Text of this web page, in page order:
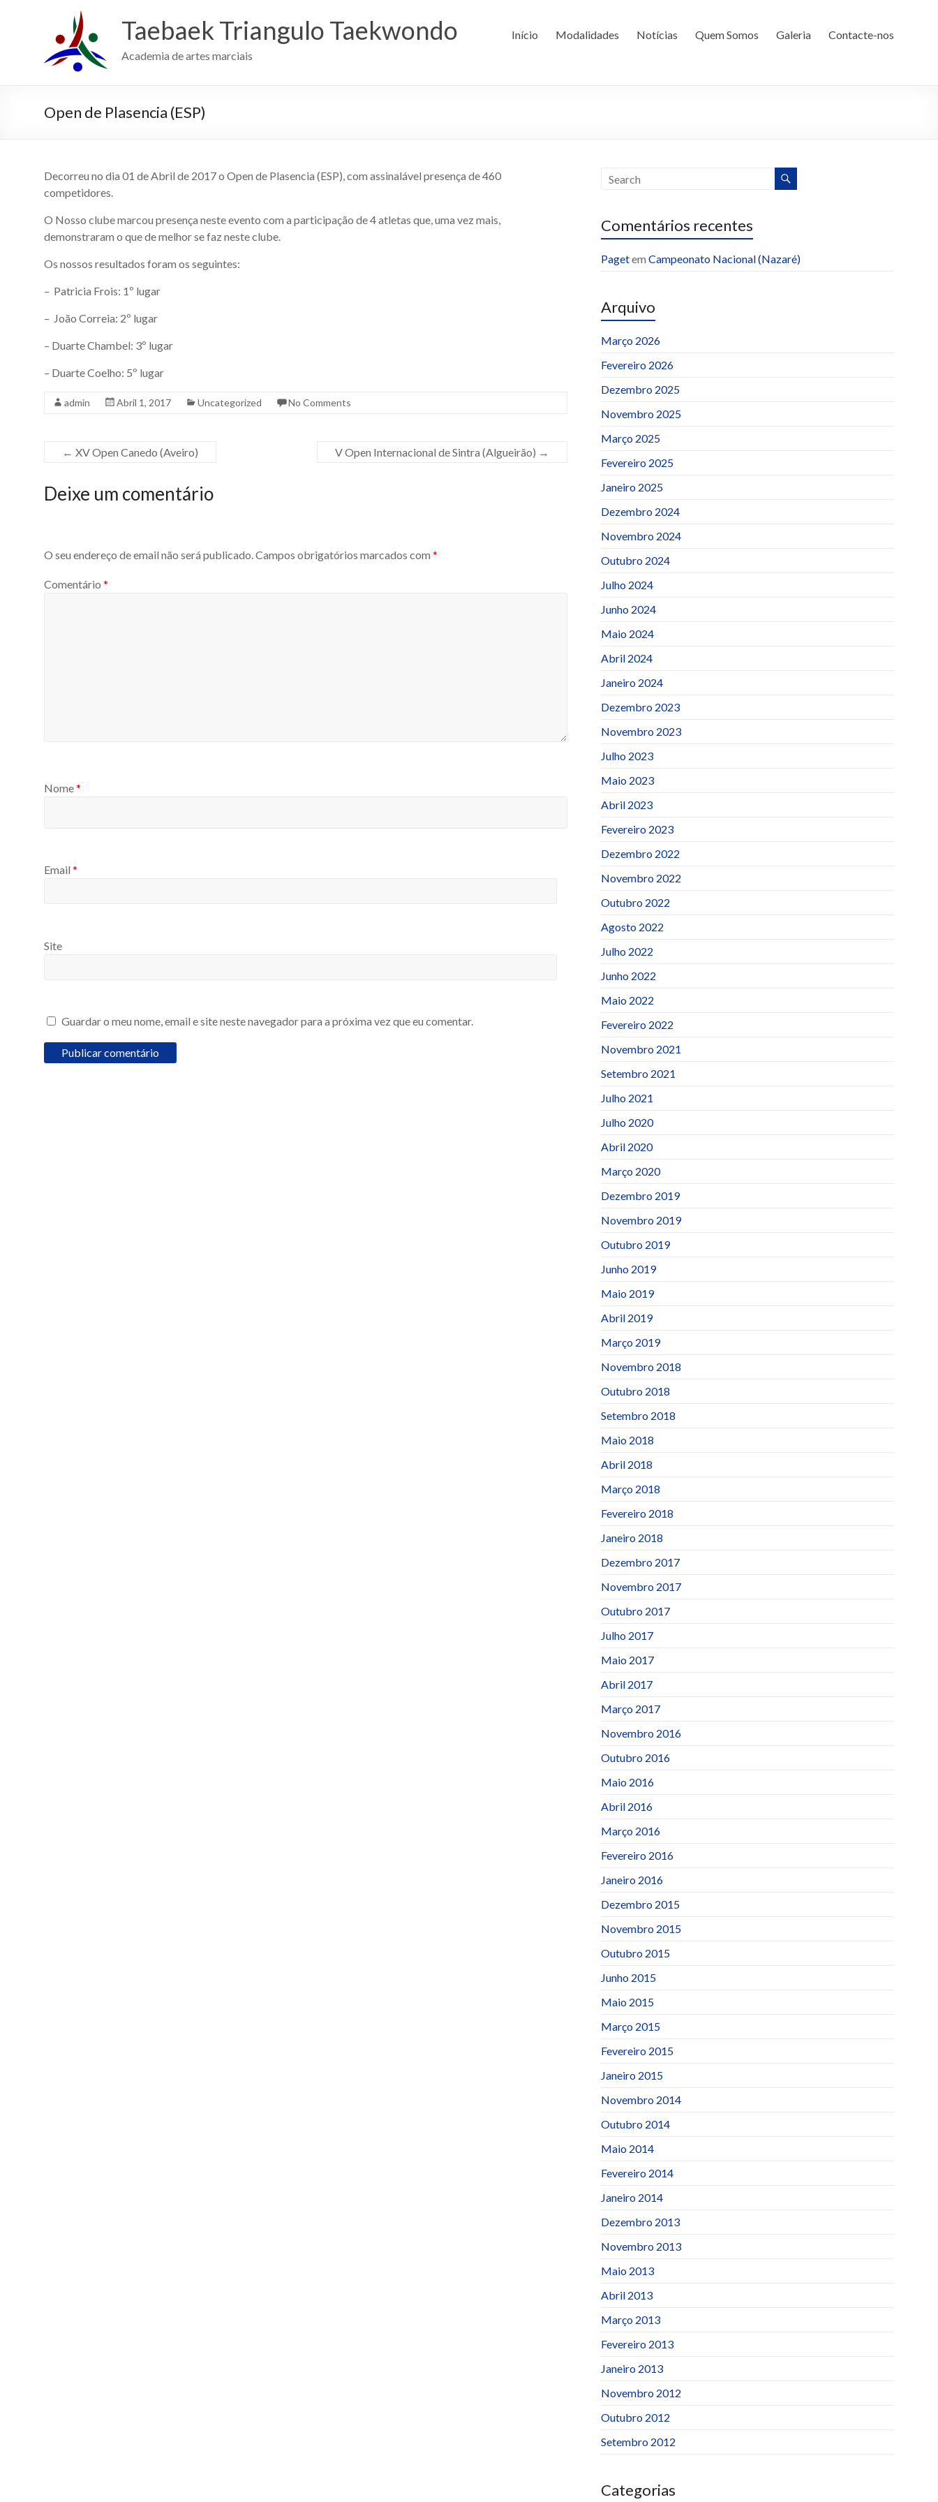
Taebaek Triangulo Taekwondo
Academia de artes marciais
Início Modalidades Notícias Quem Somos Galeria Contacte-nos
Open de Plasencia (ESP)
Decorreu no dia 01 de Abril de 2017 o Open de Plasencia (ESP), com assinalável presença de 460
competidores.
O Nosso clube marcou presença neste evento com a participação de 4 atletas que, uma vez mais,
demonstraram o que de melhor se faz neste clube.
Os nossos resultados foram os seguintes:
– Patricia Frois: 1º lugar
– João Correia: 2º lugar
– Duarte Chambel: 3º lugar
– Duarte Coelho: 5º lugar
admin Abril 1, 2017 Uncategorized No Comments
← XV Open Canedo (Aveiro) V Open Internacional de Sintra (Algueirão) →
Deixe um comentário
O seu endereço de email não será publicado.Campos obrigatórios marcados com *
Comentário *
Nome*
Email *
Site
Guardar o meu nome, email e site neste navegador para a próxima vez que eu comentar.
Comentários recentes
Pagetem Campeonato Nacional (Nazaré)
Arquivo
Março 2026
Fevereiro 2026
Dezembro 2025
Novembro 2025
Março 2025
Fevereiro 2025
Janeiro 2025
Dezembro 2024
Novembro 2024
Outubro 2024
Julho 2024
Junho 2024
Maio 2024
Abril 2024
Janeiro 2024
Dezembro 2023
Novembro 2023
Julho 2023
Maio 2023
Abril 2023
Fevereiro 2023
Dezembro 2022
Novembro 2022
Outubro 2022
Agosto 2022
Julho 2022
Junho 2022
Maio 2022
Fevereiro 2022
Novembro 2021
Setembro 2021
Julho 2021
Julho 2020
Abril 2020
Março 2020
Dezembro 2019
Novembro 2019
Outubro 2019
Junho 2019
Maio 2019
Abril 2019
Março 2019
Novembro 2018
Outubro 2018
Setembro 2018
Maio 2018
Abril 2018
Março 2018
Fevereiro 2018
Janeiro 2018
Dezembro 2017
Novembro 2017
Outubro 2017
Julho 2017
Maio 2017
Abril 2017
Março 2017
Novembro 2016
Outubro 2016
Maio 2016
Abril 2016
Março 2016
Fevereiro 2016
Janeiro 2016
Dezembro 2015
Novembro 2015
Outubro 2015
Junho 2015
Maio 2015
Março 2015
Fevereiro 2015
Janeiro 2015
Novembro 2014
Outubro 2014
Maio 2014
Fevereiro 2014
Janeiro 2014
Dezembro 2013
Novembro 2013
Maio 2013
Abril 2013
Março 2013
Fevereiro 2013
Janeiro 2013
Novembro 2012
Outubro 2012
Setembro 2012
Categorias